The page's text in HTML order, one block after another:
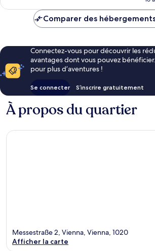
Comparer des
Connectez-vous pour découvrir les
avantages dont vous pouvez
pour plus d’aventures !
Se connecter S’inscrire gratuitement
À propos du quartier
Messestraße 2, Vienna, Vienna, 1020
Afficher la carte